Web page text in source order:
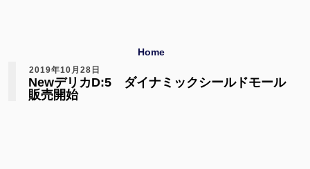
Home
2019年10月28日
NewデリカD:5 ダイナミックシールドモール
販売開始